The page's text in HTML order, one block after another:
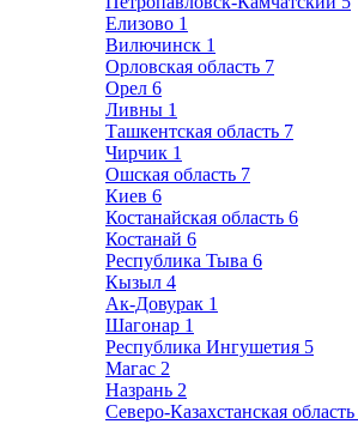
Елизово 1
Вилючинск 1
Орловская область 7
Орел 6
Ливны 1
Ташкентская область 7
Чирчик 1
Ошская область 7
Киев 6
Костанайская область 6
Костанай 6
Республика Тыва 6
Кызыл 4
Ак-Довурак 1
Шагонар 1
Республика Ингушетия 5
Магас 2
Назрань 2
Северо-Казахстанская область